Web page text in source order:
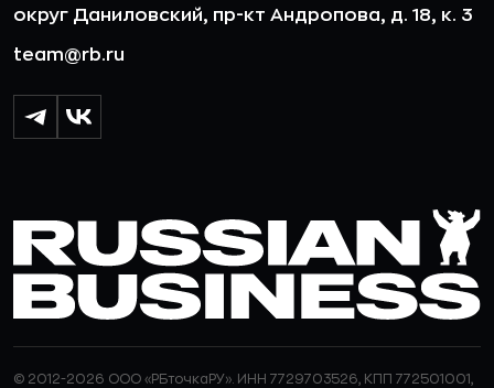
округ Даниловский, пр-кт Андропова, д. 18, к. 3
team@rb.ru
© 2012-2026 ООО «РБточкаРУ». ИНН 7729703526, КПП 772501001,